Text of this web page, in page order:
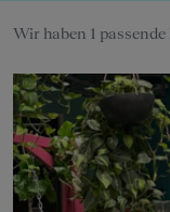
Wir haben 1